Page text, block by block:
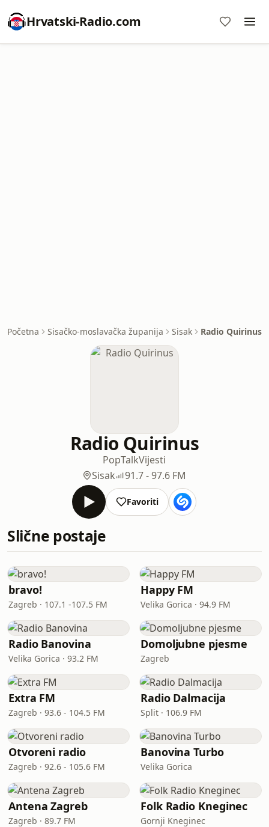
Hrvatski-Radio.com
Početna Sisačko-moslavačka županija Sisak Radio Quirinus
Radio Quirinus
PopTalkVijesti
Sisak
91.7 - 97.6 FM
Favoriti
Slične postaje
bravo!
Zagreb · 107.1 -107.5 FM
Happy FM
Velika Gorica · 94.9 FM
Radio Banovina
Velika Gorica · 93.2 FM
Domoljubne pjesme
Zagreb
Extra FM
Zagreb · 93.6 - 104.5 FM
Radio Dalmacija
Split · 106.9 FM
Otvoreni radio
Zagreb · 92.6 - 105.6 FM
Banovina Turbo
Velika Gorica
Antena Zagreb
Zagreb · 89.7 FM
Folk Radio Kneginec
Gornji Kneginec